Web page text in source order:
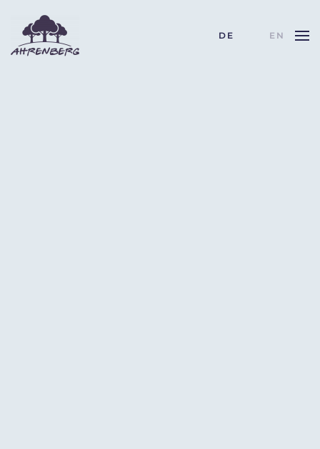
Skip to main content DE EN